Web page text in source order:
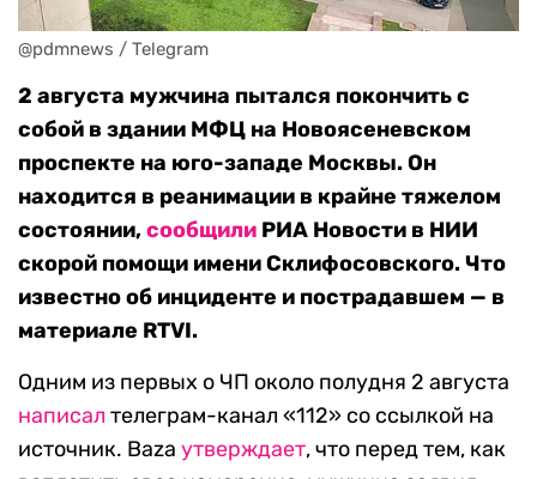
@pdmnews / Telegram
2 августа мужчина пытался покончить с
собой в здании МФЦ на Новоясеневском
проспекте на юго-западе Москвы. Он
находится в реанимации в крайне тяжелом
состоянии,сообщили РИА Новости в НИИ
скорой помощи имени Склифосовского. Что
известно об инциденте и пострадавшем — в
материале RTVI.
Одним из первых о ЧП около полудня 2 августа
написал телеграм-канал «112» со ссылкой на
источник. Baza утверждает, что перед тем, как